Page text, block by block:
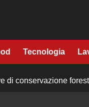
Tecnologia
di conservazione